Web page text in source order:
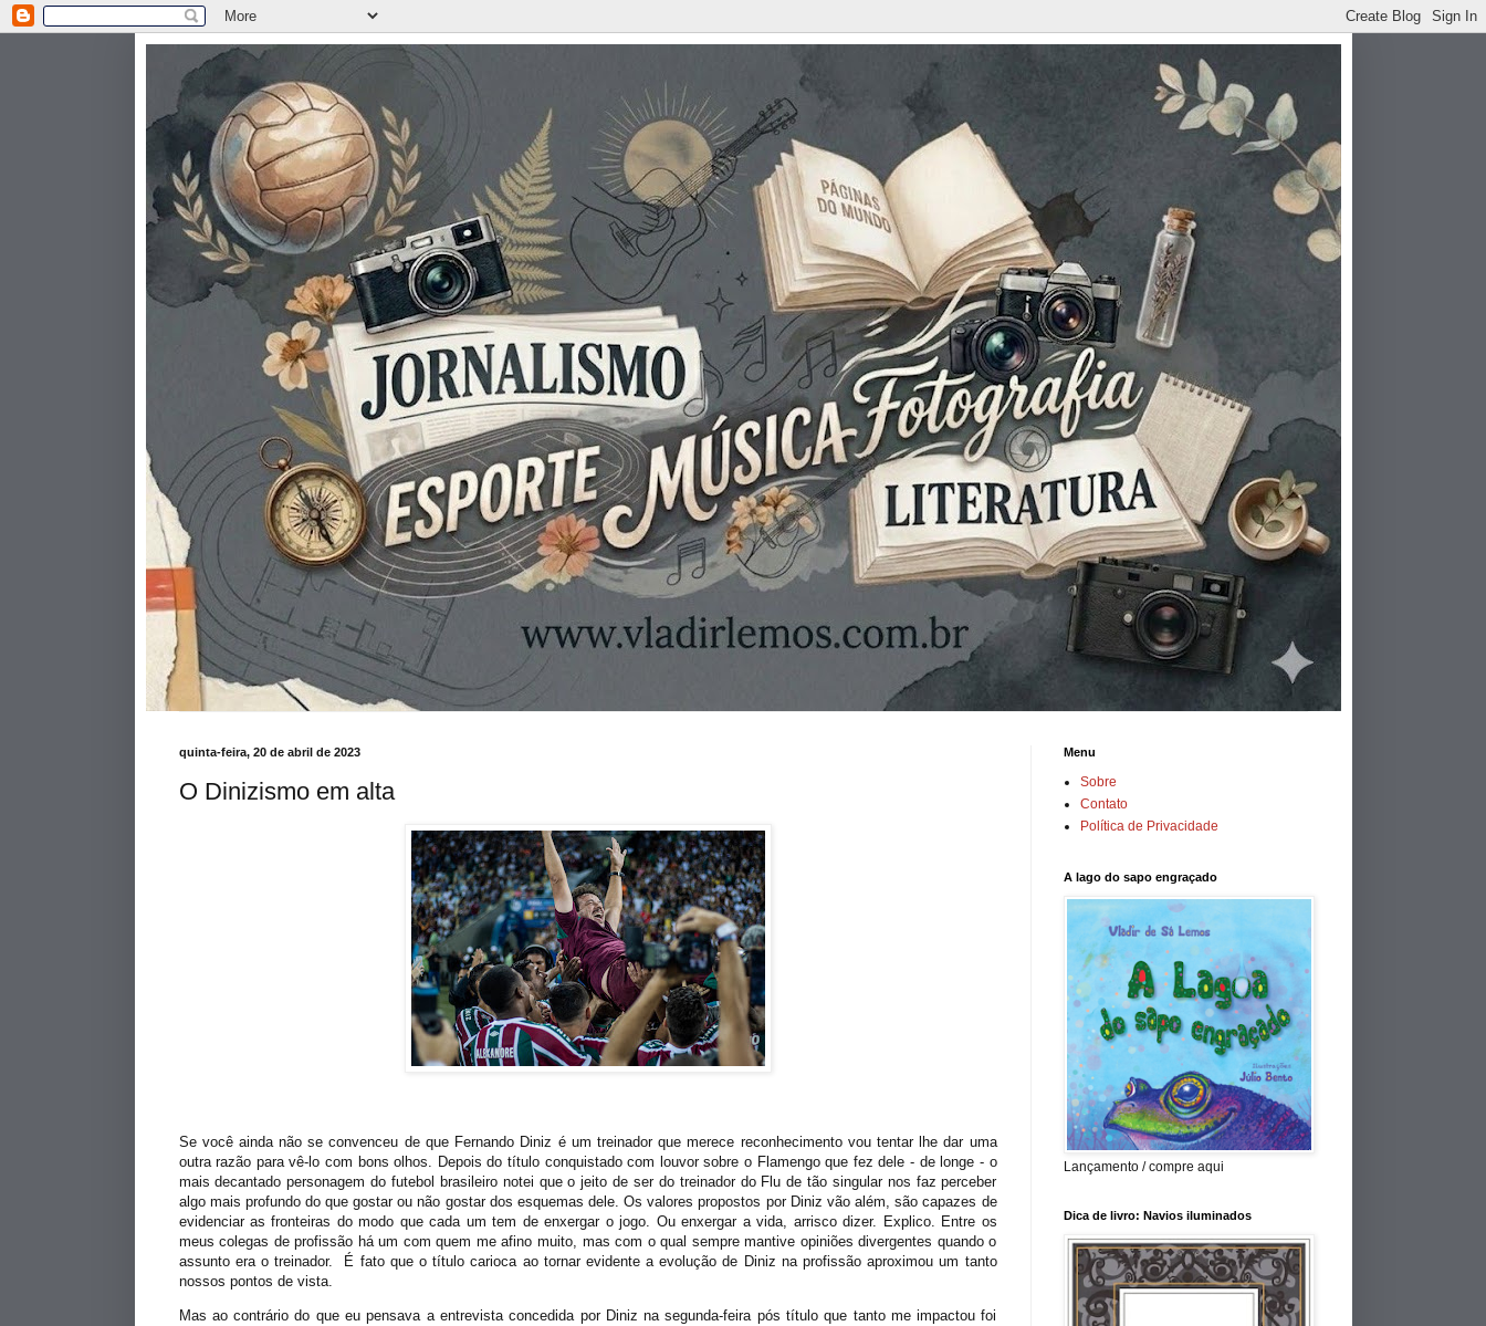
quinta-feira, 20 de abril de 2023
O Dinizismo em alta
Se você ainda não se convenceu de que Fernando Diniz é um treinador que merece reconhecimento vou tentar lhe dar uma
outra razão para vê-lo com bons olhos. Depois do título conquistado com louvor sobre o Flamengo que fez dele - de longe - o
mais decantado personagem do futebol brasileiro notei que o jeito de ser do treinador do Flu de tão singular nos faz perceber
algo mais profundo do que gostar ou não gostar dos esquemas dele. Os valores propostos por Diniz vão além, são capazes de
evidenciar as fronteiras do modo que cada um tem de enxergar o jogo. Ou enxergar a vida, arrisco dizer. Explico. Entre os
meus colegas de profissão há um com quem me afino muito, mas com o qual sempre mantive opiniões divergentes quando o
assunto era o treinador. É fato que o título carioca ao tornar evidente a evolução de Diniz na profissão aproximou um tanto
nossos pontos de vista.
Mas ao contrário do que eu pensava a entrevista concedida por Diniz na segunda-feira pós título que tanto me impactou foi
Menu
Sobre
Contato
Política de Privacidade
A lago do sapo engraçado
Lançamento / compre aqui
Dica de livro: Navios iluminados